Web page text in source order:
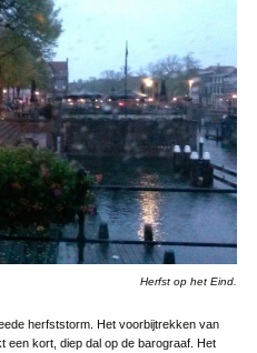
Herfst op het Eind.
herfststorm. Het voorbijtrekken van
een kort, diep dal op de barograaf. Het